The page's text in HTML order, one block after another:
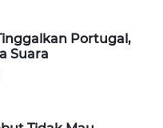
Portugal,
Suara